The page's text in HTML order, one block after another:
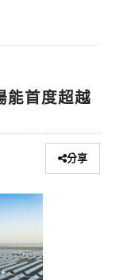
能首度超越
分享